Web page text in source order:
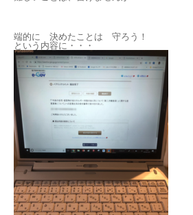
端的に 決めたことは 守ろう！
という内容に・・・